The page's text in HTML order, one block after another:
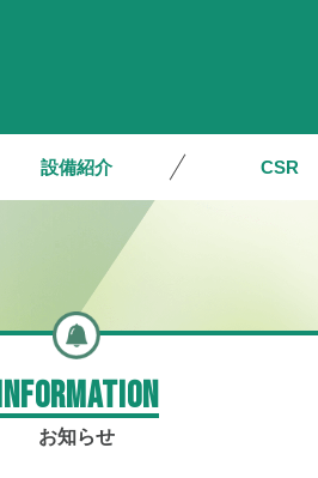
設備紹介 CSR
お知らせ